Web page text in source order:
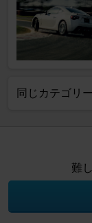
同じカテゴリ
難